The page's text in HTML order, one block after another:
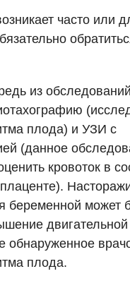
часто или
из
плода) и УЗИ с
(данное
кровоток в
беременной может
двигательной
обнаруженное
плода.